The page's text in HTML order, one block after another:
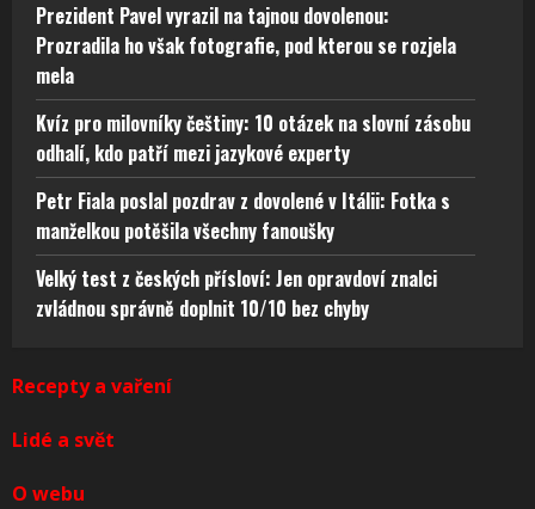
Prezident Pavel vyrazil na tajnou dovolenou:
Prozradila ho však fotografie, pod kterou se rozjela
mela
Kvíz pro milovníky češtiny: 10 otázek na slovní zásobu
odhalí, kdo patří mezi jazykové experty
Petr Fiala poslal pozdrav z dovolené v Itálii: Fotka s
manželkou potěšila všechny fanoušky
Velký test z českých přísloví: Jen opravdoví znalci
zvládnou správně doplnit 10/10 bez chyby
Recepty a vaření
Lidé a svět
O webu